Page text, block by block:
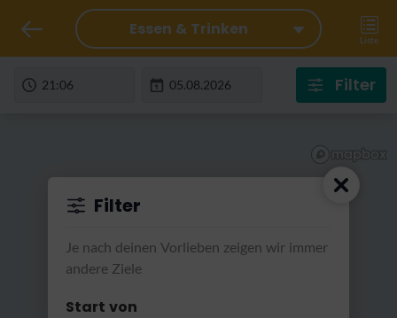
Essen & Trinken
Liste
Filter
Filter
Je nach deinen Vorlieben zeigen wir immer
andere Ziele
Start von